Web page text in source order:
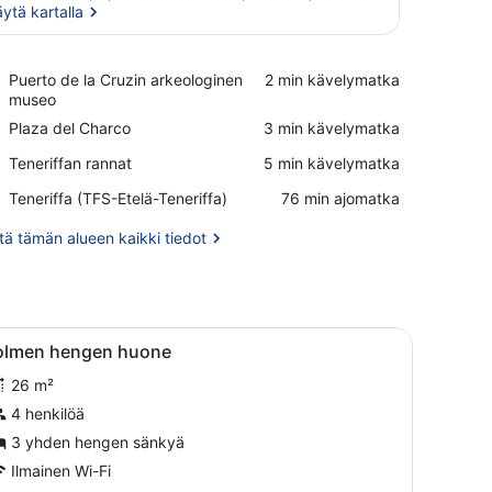
kartalla
Puerto de la Cruzin arkeologinen
museo
Place,
Puerto
de
la
Cruzin
museo
‪2 min kävelymatka‬
Plaza del Charco
Place,
del
‪3 min kävelymatka‬
Teneriffan rannat
Place,
rannat
‪5 min kävelymatka‬
Teneriffa (TFS-Etelä-Teneriffa)
Airport,
(TFS-
‪76 min ajomatka‬
tämän alueen kaikki tiedot
televisio.
sänky, yöpöydät, peilillä varustettu meikkipöytä ja ovi, joka johtaa
Hotellihuone, jossa on kaksi sänkyä,
5 hengen huone
26 m²
4 henkilöä
3 yhden hengen sänkyä
Ilmainen Wi-Fi